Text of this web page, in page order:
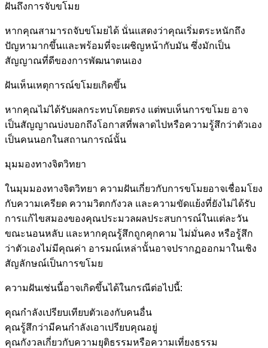
ฝันถึงการจับขโมย
หากคุณสามารถจับขโมยได้ นั่นแสดงว่าคุณเริ่มตระหนักถึง
ปัญหามากขึ้นและพร้อมที่จะเผชิญหน้ากับมัน ซึ่งมักเป็น
สัญญาณที่ดีของการพัฒนาตนเอง
ฝันเห็นเหตุการณ์ขโมยเกิดขึ้น
หากคุณไม่ได้รับผลกระทบโดยตรง แต่พบเห็นการขโมย อาจ
เป็นสัญญาณบ่งบอกถึงโอกาสที่พลาดไปหรือความรู้สึกว่าตัวเอง
เป็นคนนอกในสถานการณ์นั้น
มุมมองทางจิตวิทยา
ในมุมมองทางจิตวิทยา ความฝันเกี่ยวกับการขโมยอาจเชื่อมโยง
กับความเครียด ความวิตกกังวล และความขัดแย้งที่ยังไม่ได้รับ
การแก้ไขสมองของคุณประมวลผลประสบการณ์ในแต่ละวัน
ขณะนอนหลับ และหากคุณรู้สึกถูกคุกคาม ไม่มั่นคง หรือรู้สึก
ว่าตัวเองไม่มีคุณค่า อารมณ์เหล่านั้นอาจปรากฏออกมาในเชิง
สัญลักษณ์เป็นการขโมย
ความฝันเช่นนี้อาจเกิดขึ้นได้ในกรณีต่อไปนี้:
คุณกำลังเปรียบเทียบตัวเองกับคนอื่น
คุณรู้สึกว่ามีคนกำลังเอาเปรียบคุณอยู่
คุณกังวลเกี่ยวกับความยุติธรรมหรือความเที่ยงธรรม